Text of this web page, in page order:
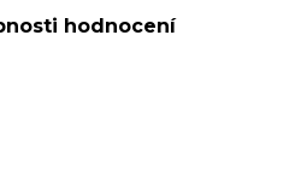
hodnocení